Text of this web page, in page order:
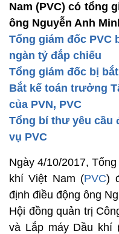
Nam (PVC) có tổng
ông Nguyễn Anh
Tổng giám đốc PVC
ngàn tỷ đắp chiếu
Tổng giám đốc bị
Bắt kế toán trưởng
của PVN, PVC
Tổng bí thư yêu cầu
vụ PVC
Ngày 4/10/2017,
khí Việt Nam (PVC)
định điều động ông
Hội đồng quản trị
và Lắp máy Dầu khí